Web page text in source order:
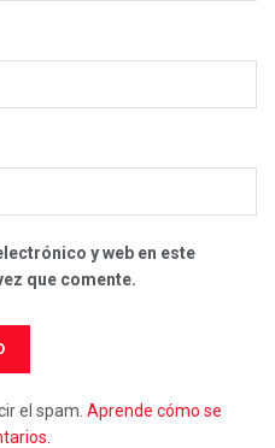
y web en este
que comente.
el spam. Aprende cómo se